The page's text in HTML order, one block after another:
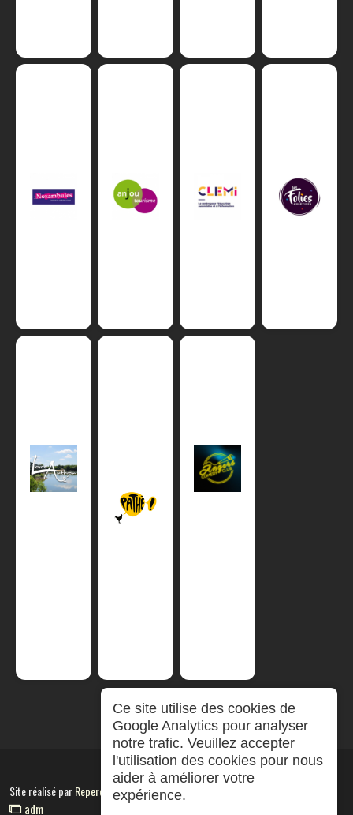
Site réalisé parRepereCom
adm
Ce site utilise des cookies de
Google Analytics pour analyser
notre trafic. Veuillez accepter
l'utilisation des cookies pour nous
aider à améliorer votre
expérience.